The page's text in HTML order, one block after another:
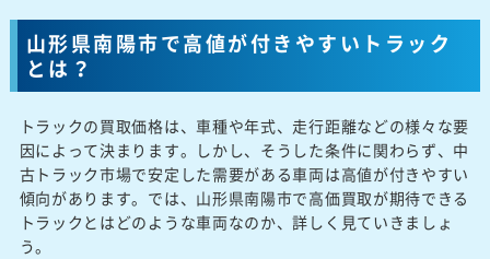
山形県南陽市で高値が付きやすいトラック
とは？
トラックの買取価格は、車種や年式、走行距離などの様々な要
因によって決まります。しかし、そうした条件に関わらず、中
古トラック市場で安定した需要がある車両は高値が付きやすい
傾向があります。では、山形県南陽市で高価買取が期待できる
トラックとはどのような車両なのか、詳しく見ていきましょ
う。